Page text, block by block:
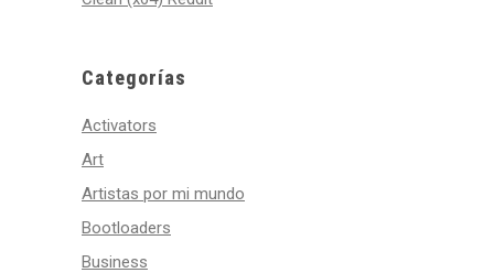
Categorías
Activators
Art
Artistas por mi mundo
Bootloaders
Business